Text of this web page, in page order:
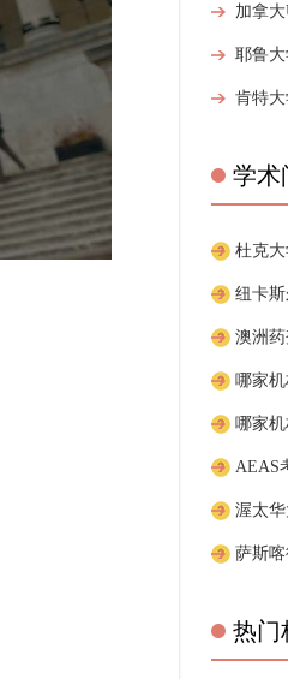
学术
AEAS
热门